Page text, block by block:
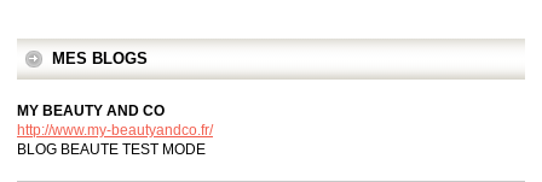
MES BLOGS
MY BEAUTY AND CO
http://www.my-beautyandco.fr/
BLOG BEAUTE TEST MODE